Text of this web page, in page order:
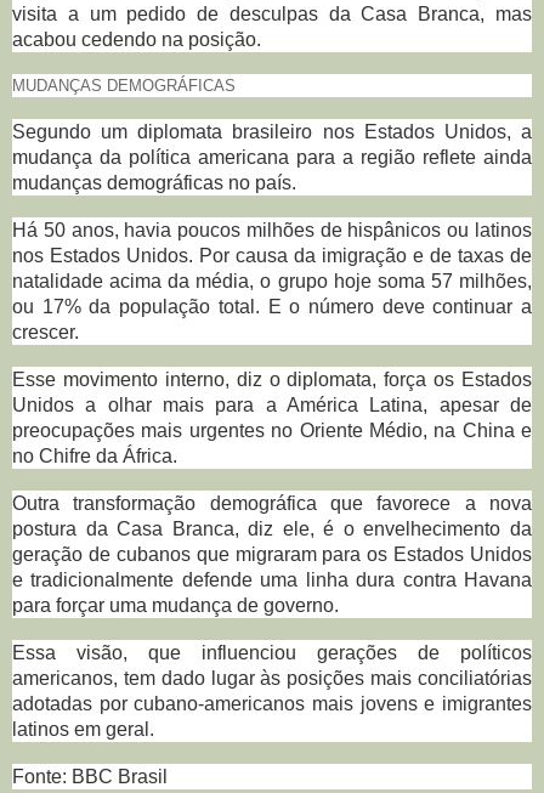
visita a um pedido de desculpas da Casa Branca, mas
acabou cedendo na posição.
MUDANÇAS DEMOGRÁFICAS
Segundo um diplomata brasileiro nos Estados Unidos, a
mudança da política americana para a região reflete ainda
mudanças demográficas no país.
Há 50 anos, havia poucos milhões de hispânicos ou latinos
nos Estados Unidos. Por causa da imigração e de taxas de
natalidade acima da média, o grupo hoje soma 57 milhões,
ou 17% da população total. E o número deve continuar a
crescer.
Esse movimento interno, diz o diplomata, força os Estados
Unidos a olhar mais para a América Latina, apesar de
preocupações mais urgentes no Oriente Médio, na China e
no Chifre da África.
Outra transformação demográfica que favorece a nova
postura da Casa Branca, diz ele, é o envelhecimento da
geração de cubanos que migraram para os Estados Unidos
e tradicionalmente defende uma linha dura contra Havana
para forçar uma mudança de governo.
Essa visão, que influenciou gerações de políticos
americanos, tem dado lugar às posições mais conciliatórias
adotadas por cubano-americanos mais jovens e imigrantes
latinos em geral.
Fonte: BBC Brasil